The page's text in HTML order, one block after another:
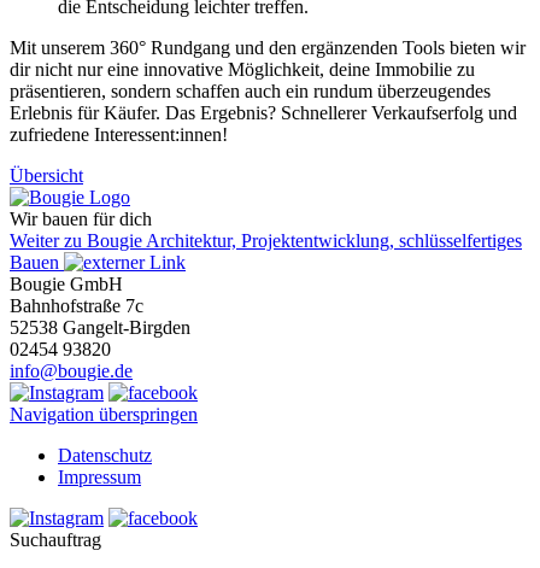
die Entscheidung leichter treffen.
Mit unserem 360° Rundgang und den ergänzenden Tools bieten wir
dir nicht nur eine innovative Möglichkeit, deine Immobilie zu
präsentieren, sondern schaffen auch ein rundum überzeugendes
Erlebnis für Käufer. Das Ergebnis? Schnellerer Verkaufserfolg und
zufriedene Interessent:innen!
Übersicht
Wir bauen für dich
Weiter zu Bougie Architektur, Projektentwicklung, schlüsselfertiges
Bauen
Bougie GmbH
Bahnhofstraße 7c
52538 Gangelt-Birgden
02454 93820
info@bougie.de
Navigation überspringen
Datenschutz
Impressum
Suchauftrag